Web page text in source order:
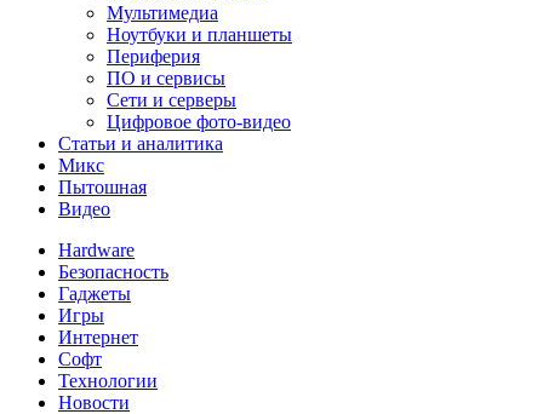
Мультимедиа
Ноутбуки и планшеты
Периферия
ПО и сервисы
Сети и серверы
Цифровое фото-видео
Статьи и аналитика
Микс
Пытошная
Видео
Hardware
Безопасность
Гаджеты
Игры
Интернет
Софт
Технологии
Новости